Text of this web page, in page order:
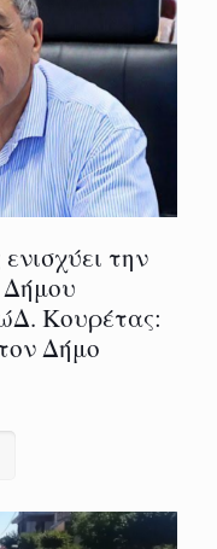
την
Κουρέτας:
Δήμο